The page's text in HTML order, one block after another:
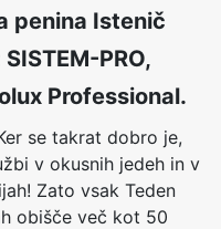
penina Istenič
PRO,
Professional.
se takrat dobro je,
v okusnih jedeh in v
Zato vsak Teden
obišče več kot 50